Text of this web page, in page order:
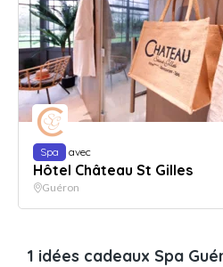
Spa avec
Hôtel Château St Gilles
Guéron
1 idées cadeaux Spa